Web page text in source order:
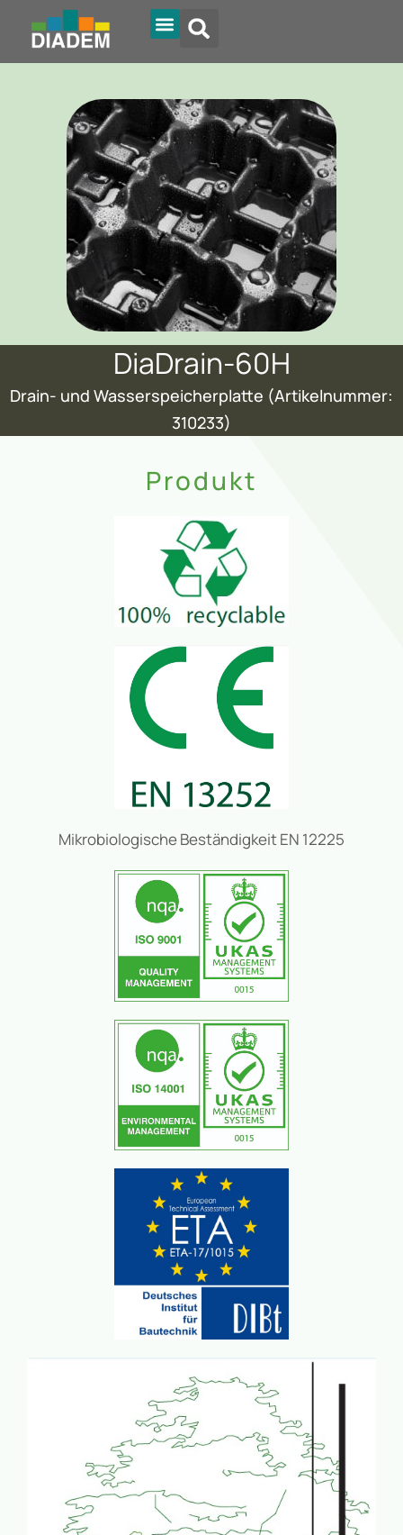
DiaDrain-60H
Drain- und Wasserspeicherplatte (Artikelnummer:
310233)
Produkt
Mikrobiologische Beständigkeit EN 12225